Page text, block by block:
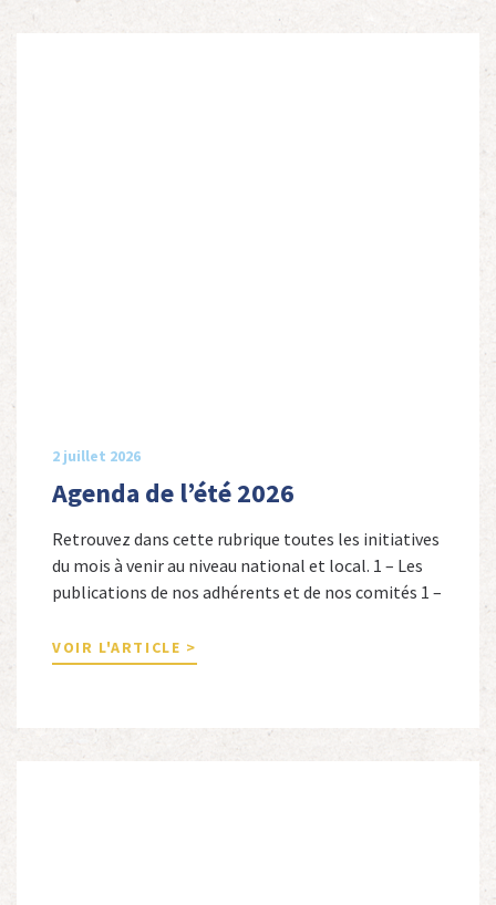
2 juillet 2026
Agenda de l’été 2026
Retrouvez dans cette rubrique toutes les initiatives
du mois à venir au niveau national et local. 1 – Les
publications de nos adhérents et de nos comités 1 –
Cordeboeuf, Christophe Touron et Agnès Dioné,
Nouvelles Sources Éditions, 2026. Ils venaient
autres […]
VOIR L'ARTICLE >